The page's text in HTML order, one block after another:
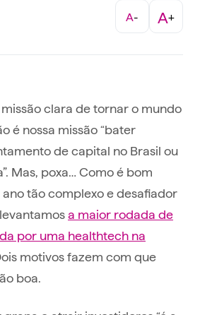
A- A+
clara de tornar o mundo
é nossa missão “bater
de capital no Brasil ou
Mas, poxa… Como é bom
tão complexo e desafiador
a maior rodada de
por uma healthtech na
motivos fazem com que
boa.